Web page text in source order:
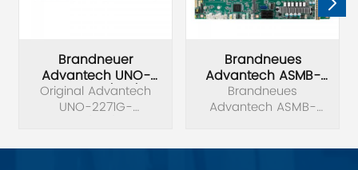
Brandneuer
Advantech UNO-
2271G-E22BE/4G/32G
Industriecomputer
Original Advantech
UNO-2271G-
Brandneues
Advantech ASMB-
830I-00A1
Serverboard
Brandneues
Advantech ASMB-
AMD® EPYC™